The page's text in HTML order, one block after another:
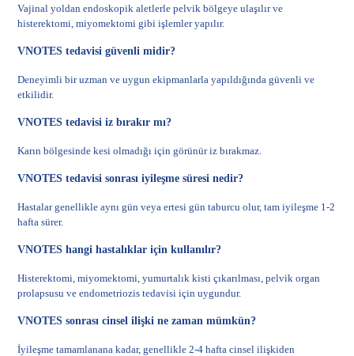
Vajinal yoldan endoskopik aletlerle pelvik bölgeye ulaşılır ve
histerektomi,miyomektomi gibi işlemler yapılır.
VNOTES tedavisi güvenli midir?
Deneyimli bir uzman ve uygun ekipmanlarla yapıldığında güvenli ve
etkilidir.
VNOTES tedavisi iz bırakır mı?
Karın bölgesinde kesi olmadığı için görünür iz bırakmaz.
VNOTES tedavisi sonrası iyileşme süresi nedir?
Hastalar genellikle aynı gün veya ertesi gün taburcu olur, tam iyileşme 1-2
hafta sürer.
VNOTES hangi hastalıklar için kullanılır?
Histerektomi,miyomektomi, yumurtalık kisti çıkarılması, pelvik organ
prolapsusu veendometriozis tedavisi için uygundur.
VNOTES sonrası cinsel ilişki ne zaman mümkün?
İyileşme tamamlanana kadar, genellikle 2-4 hafta cinsel ilişkiden